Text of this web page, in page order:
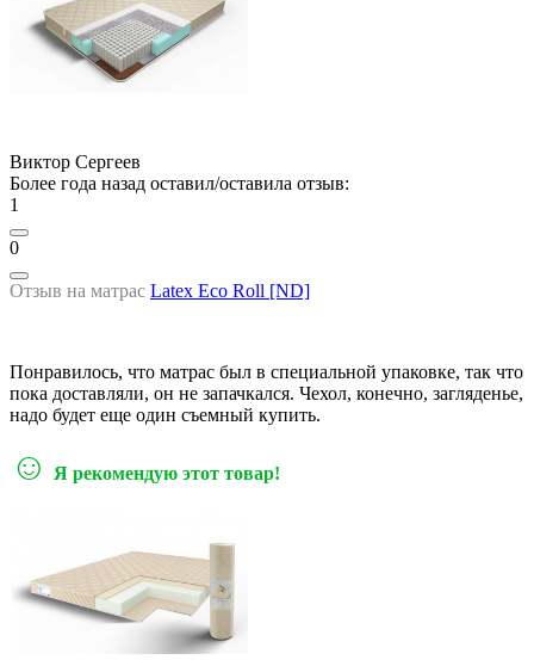
Виктор Сергеев
Более года назад оставил/оставила отзыв:
1
0
Отзыв на матрас Latex Eco Roll [ND]
Понравилось, что матрас был в специальной упаковке, так что
пока доставляли, он не запачкался. Чехол, конечно, загляденье,
надо будет еще один съемный купить.
☺ Я рекомендую этот товар!